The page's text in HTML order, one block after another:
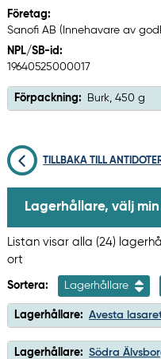
Företag:
Sanofi AB (Innehavare av
NPL/SB-id:
19640525000017
Förpackning: Burk, 450 g
TILLBAKA TILL
Lagerhållare, välj
Listan visar alla (24)
ort
Sortera: Lagerhållare
Lagerhållare: Avesta
Lagerhållare: Södra